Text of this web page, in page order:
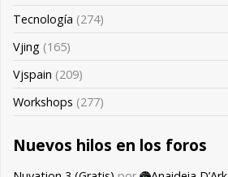
Tecnología (274)
Vjing (165)
Vjspain (209)
Workshops (277)
Nuevos hilos en los foros